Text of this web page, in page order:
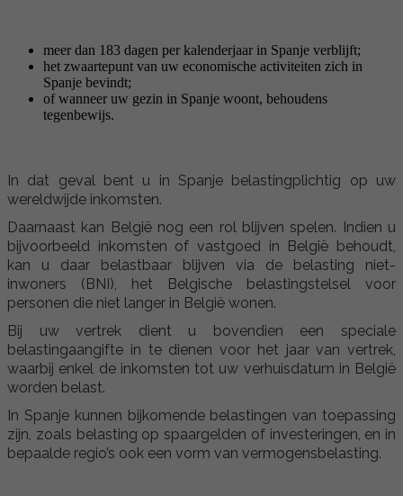
meer dan 183 dagen per kalenderjaar in Spanje verblijft;
het zwaartepunt van uw economische activiteiten zich in
Spanje bevindt;
of wanneer uw gezin in Spanje woont, behoudens
tegenbewijs.
In dat geval bent u in Spanje belastingplichtig op uw
wereldwijde inkomsten.
Daarnaast kan België nog een rol blijven spelen. Indien u
bijvoorbeeld inkomsten of vastgoed in België behoudt,
kan u daar belastbaar blijven via de belasting niet-
inwoners (BNI), het Belgische belastingstelsel voor
personen die niet langer in België wonen.
Bij uw vertrek dient u bovendien een speciale
belastingaangifte in te dienen voor het jaar van vertrek,
waarbij enkel de inkomsten tot uw verhuisdatum in België
worden belast.
In Spanje kunnen bijkomende belastingen van toepassing
zijn, zoals belasting op spaargelden of investeringen, en in
bepaalde regio’s ook een vorm van vermogensbelasting.